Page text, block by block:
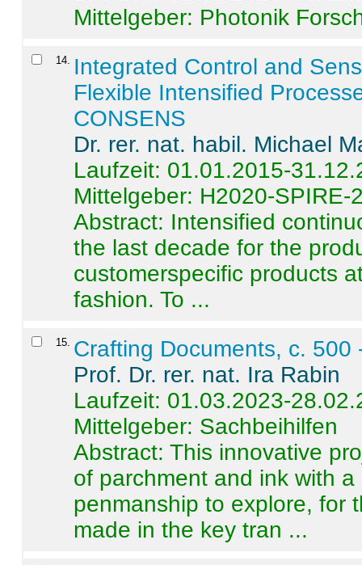
Mittelgeber: Photonik
14
Integrated Control and
Flexible Intensified
CONSENS
Dr. rer. nat. habil. Michael
Laufzeit: 01.01.2015-
Mittelgeber: H2020-SPIRE-
Abstract: Intensified
the last decade for the
customerspecific products
fashion. To ...
15 Crafting Documents, c. 500
Prof. Dr. rer. nat. Ira Rabin
Laufzeit: 01.03.2023-
Mittelgeber: Sachbeihilfen
Abstract:This innovative
of parchment and ink with
penmanship to explore, for
made in the key tran ...